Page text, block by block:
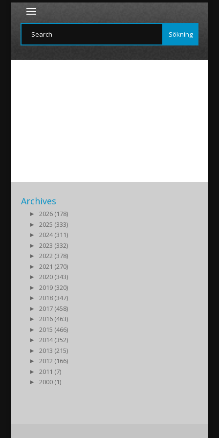
Archives
►
2026 (178)
►
2025 (333)
►
2024 (311)
►
2023 (332)
►
2022 (378)
►
2021 (270)
►
2020 (343)
►
2019 (320)
►
2018 (347)
►
2017 (458)
►
2016 (463)
►
2015 (466)
►
2014 (352)
►
2013 (215)
►
2012 (166)
►
2011 (7)
►
2000 (1)